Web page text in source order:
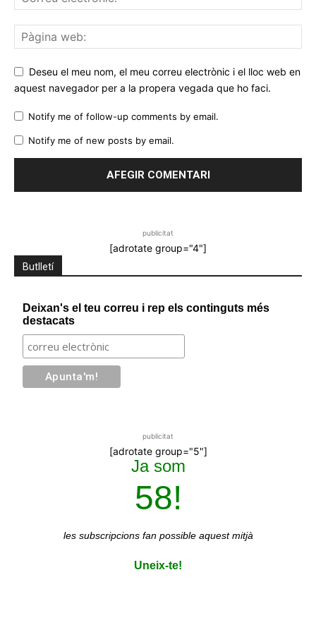
Deseu el meu nom, el meu correu electrònic i el lloc web en
aquest navegador per a la propera vegada que ho faci.
Notify me of follow-up comments by email.
Notify me of new posts by email.
publicitat
[adrotate group="4"]
Butlletí
Deixan's el teu correu i rep els continguts més
destacats
publicitat
[adrotate group="5"]
Ja som
58!
les subscripcions fan possible aquest mitjà
Uneix-te!